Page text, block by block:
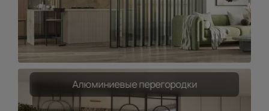
Алюминиевые перегородки